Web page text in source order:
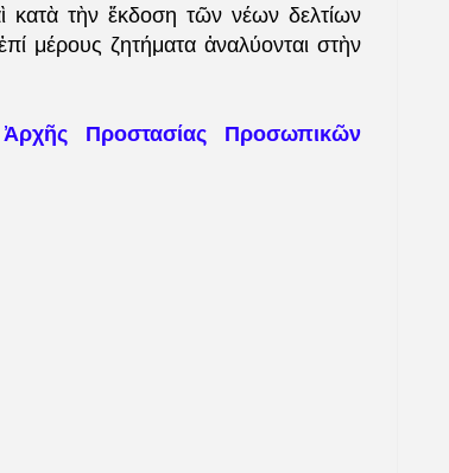
τὴν ἔκδοση τῶν νέων δελτίων
μέρους ζητήματα ἀναλύονται στὴν
Προστασίας Προσωπικῶν